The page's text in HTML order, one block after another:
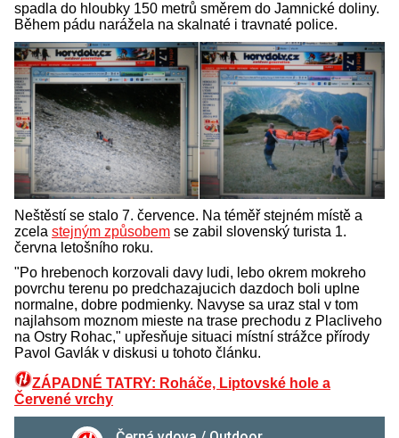
spadla do hloubky 150 metrů směrem do Jamnické doliny.
Během pádu narážela na skalnaté i travnaté police.
Neštěstí se stalo 7. července. Na téměř stejném místě a
zcela stejným způsobem se zabil slovenský turista 1.
června letošního roku.
"Po hrebenoch korzovali davy ludi, lebo okrem mokreho
povrchu terenu po predchazajucich dazdoch boli uplne
normalne, dobre podmienky. Navyse sa uraz stal v tom
najlahsom moznom mieste na trase prechodu z Placliveho
na Ostry Rohac," upřesňuje situaci místní strážce přírody
Pavol Gavlák v diskusi u tohoto článku.
ZÁPADNÉ TATRY: Roháče, Liptovské hole a
Červené vrchy